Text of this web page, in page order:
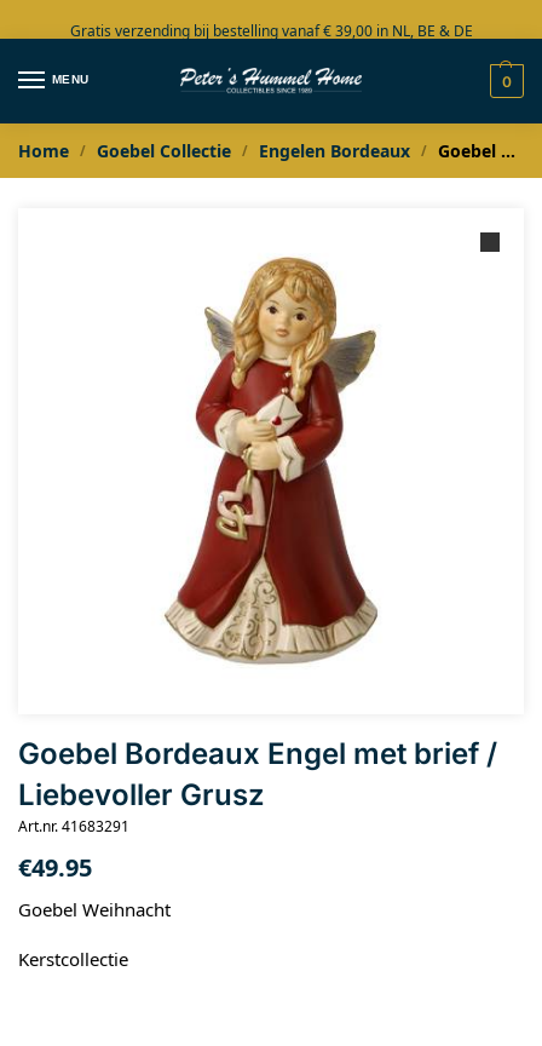
Gratis verzending bij bestelling vanaf € 39,00 in NL, BE & DE
Grote collectie in voorraad
MENU 0
Home / Goebel Collectie / Engelen Bordeaux / Goebel Bordeaux Engel met brief / Liebevoller Grusz
Goebel Bordeaux Engel met brief /
Liebevoller Grusz
Art.nr. 41683291
€49.95
Goebel Weihnacht
Kerstcollectie